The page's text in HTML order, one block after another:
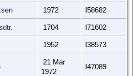
1972 I58682
1704 I71602
1952 I38573
21 Mar
1972
I47089